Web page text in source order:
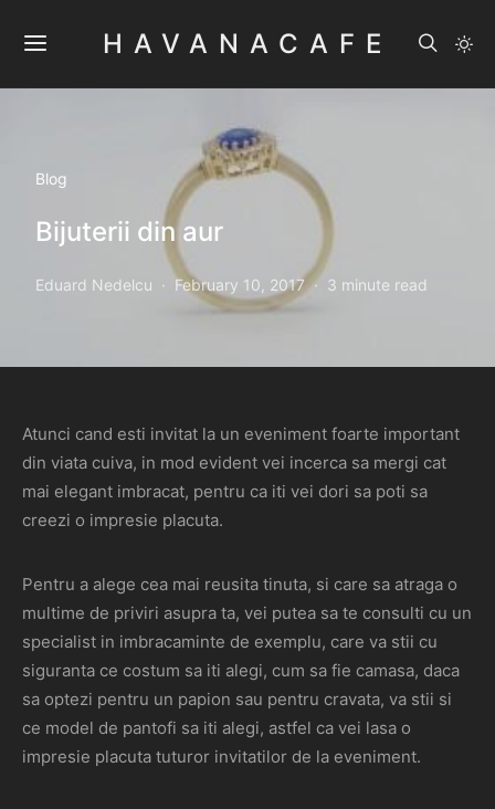
HAVANACAFE
Blog
Bijuterii din aur
Eduard Nedelcu February 10, 2017 3 minute read
Atunci cand esti invitat la un eveniment foarte important
din viata cuiva, in mod evident vei incerca sa mergi cat
mai elegant imbracat, pentru ca iti vei dori sa poti sa
creezi o impresie placuta.
Pentru a alege cea mai reusita tinuta, si care sa atraga o
multime de priviri asupra ta, vei putea sa te consulti cu un
specialist in imbracaminte de exemplu, care va stii cu
siguranta ce costum sa iti alegi, cum sa fie camasa, daca
sa optezi pentru un papion sau pentru cravata, va stii si
ce model de pantofi sa iti alegi, astfel ca vei lasa o
impresie placuta tuturor invitatilor de la eveniment.